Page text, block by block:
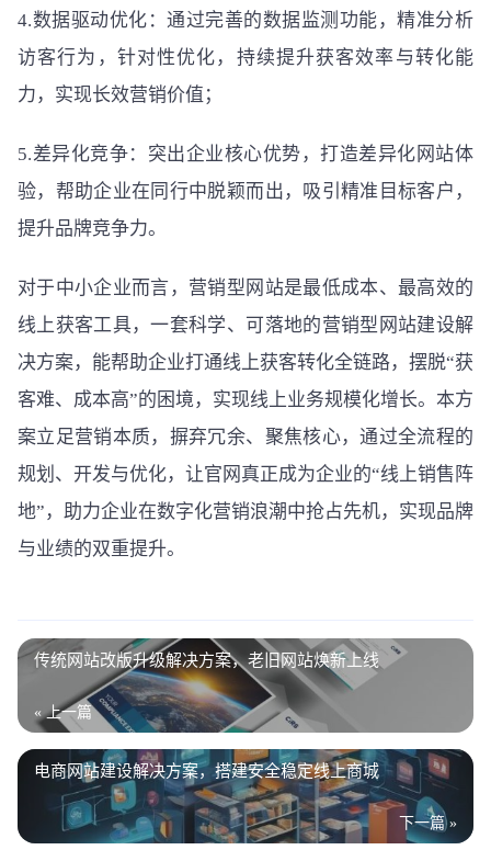
4.数据驱动优化：通过完善的数据监测功能，精准分析
访客行为，针对性优化，持续提升获客效率与转化能
力，实现长效营销价值；
5.差异化竞争：突出企业核心优势，打造差异化网站体
验，帮助企业在同行中脱颖而出，吸引精准目标客户，
提升品牌竞争力。
对于中小企业而言，营销型网站是最低成本、最高效的
线上获客工具，一套科学、可落地的营销型网站建设解
决方案，能帮助企业打通线上获客转化全链路，摆脱“获
客难、成本高”的困境，实现线上业务规模化增长。本方
案立足营销本质，摒弃冗余、聚焦核心，通过全流程的
规划、开发与优化，让官网真正成为企业的“线上销售阵
地”，助力企业在数字化营销浪潮中抢占先机，实现品牌
与业绩的双重提升。
传统网站改版升级解决方案，老旧网站焕新上线
« 上一篇
电商网站建设解决方案，搭建安全稳定线上商城
下一篇 »